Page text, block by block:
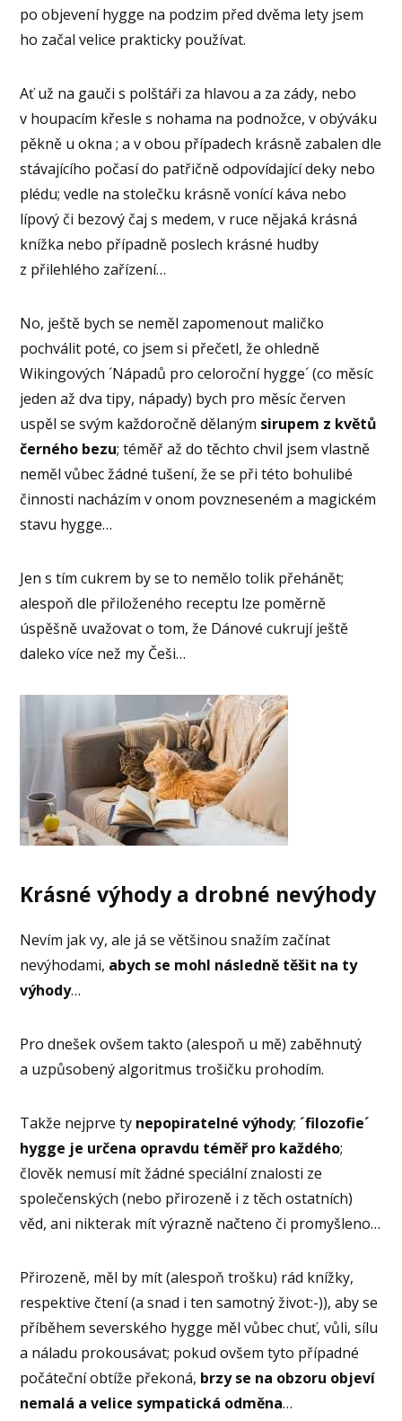
po objevení hygge na podzim před dvěma lety jsem
ho začal velice prakticky používat.
Ať už na gauči s polštáři za hlavou a za zády, nebo
v houpacím křesle s nohama na podnožce, v obýváku
pěkně u okna ; a v obou případech krásně zabalen dle
stávajícího počasí do patřičně odpovídající deky nebo
plédu; vedle na stolečku krásně vonící káva nebo
lípový či bezový čaj s medem, v ruce nějaká krásná
knížka nebo případně poslech krásné hudby
z přilehlého zařízení…
No, ještě bych se neměl zapomenout maličko
pochválit poté, co jsem si přečetl, že ohledně
Wikingových ´Nápadů pro celoroční hygge´ (co měsíc
jeden až dva tipy, nápady) bych pro měsíc červen
uspěl se svým každoročně dělaným sirupem z květů
černého bezu; téměř až do těchto chvil jsem vlastně
neměl vůbec žádné tušení, že se při této bohulibé
činnosti nacházím v onom povzneseném a magickém
stavu hygge…
Jen s tím cukrem by se to nemělo tolik přehánět;
alespoň dle přiloženého receptu lze poměrně
úspěšně uvažovat o tom, že Dánové cukrují ještě
daleko více než my Češi…
Krásné výhody a drobné nevýhody
Nevím jak vy, ale já se většinou snažím začínat
nevýhodami, abych se mohl následně těšit na ty
výhody…
Pro dnešek ovšem takto (alespoň u mě) zaběhnutý
a uzpůsobený algoritmus trošičku prohodím.
Takže nejprve ty nepopiratelné výhody;´filozofie´
hygge je určena opravdu téměř pro každého;
člověk nemusí mít žádné speciální znalosti ze
společenských (nebo přirozeně i z těch ostatních)
věd, ani nikterak mít výrazně načteno či promyšleno…
Přirozeně, měl by mít (alespoň trošku) rád knížky,
respektive čtení (a snad i ten samotný život:-)), aby se
příběhem severského hygge měl vůbec chuť, vůli, sílu
a náladu prokousávat; pokud ovšem tyto případné
počáteční obtíže překoná, brzy se na obzoru objeví
nemalá a velice sympatická odměna…